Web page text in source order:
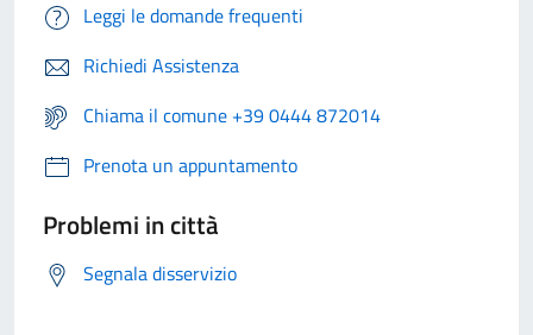
Leggi le domande frequenti
Richiedi Assistenza
Chiama il comune +39 0444 872014
Prenota un appuntamento
Problemi in città
Segnala disservizio